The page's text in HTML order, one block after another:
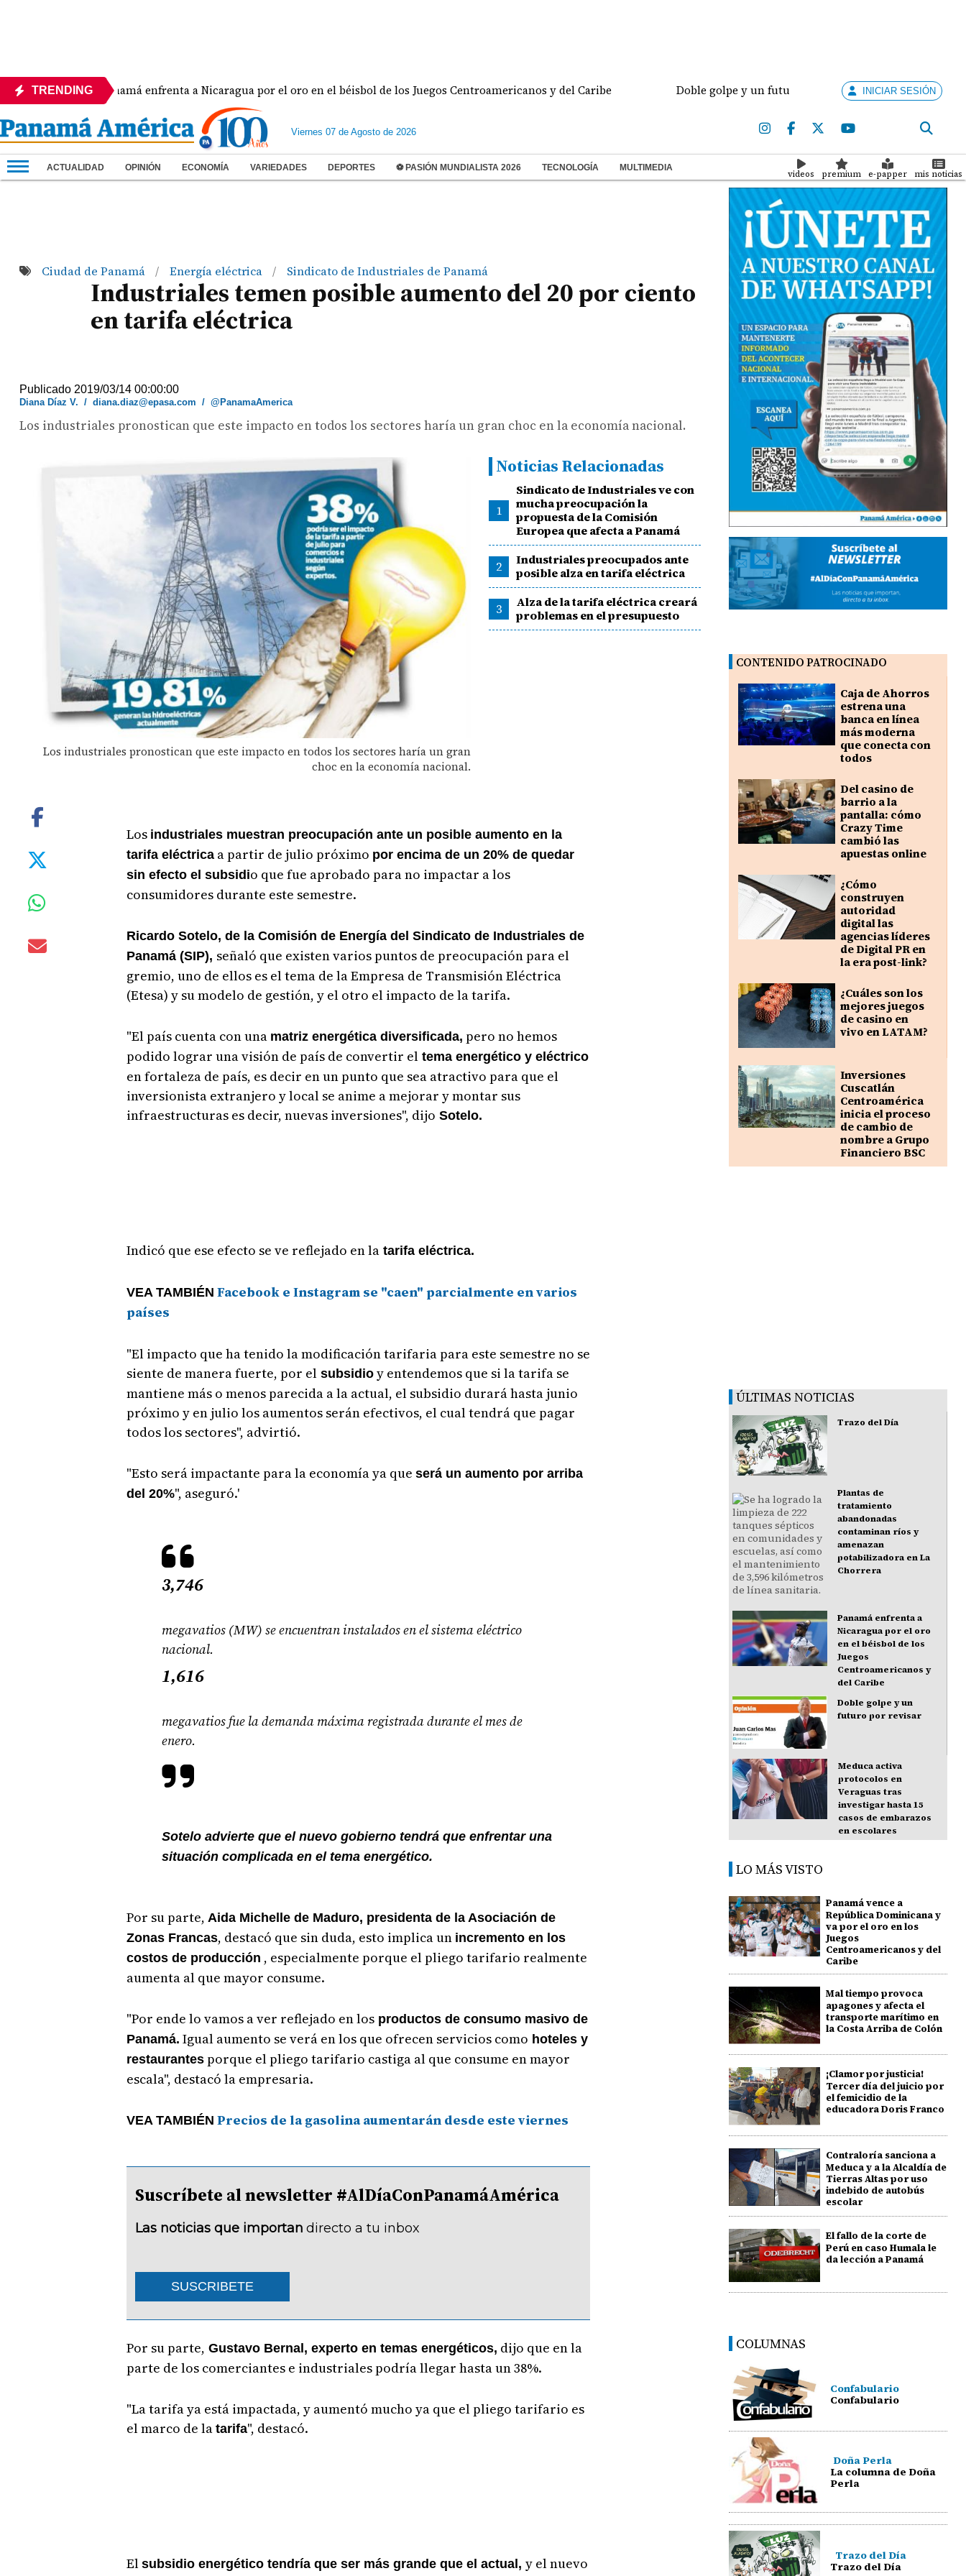
TRENDINGPanamá enfrenta a Nicaragua por el oro en el béisbol de los Juegos Centroamericanos y del Caribe Doble golpe y un futuro por revisar Meduca
INICIAR SESIÓN
Viernes 07 de Agosto de 2026
ACTUALIDAD OPINIÓN ECONOMÍA VARIEDADES DEPORTES ⚽ PASIÓN MUNDIALISTA 2026 TECNOLOGÍA MULTIMEDIA
videos premium e-papper mis noticias
Ciudad de Panamá / Energía eléctrica / Sindicato de Industriales de Panamá
Industriales temen posible aumento del 20 por ciento
en tarifa eléctrica
Publicado 2019/03/14 00:00:00
Diana Díaz V. /diana.diaz@epasa.com /@PanamaAmerica
Los industriales pronostican que este impacto en todos los sectores haría un gran choc en la economía nacional.
Los industriales pronostican que este impacto en todos los sectores haría un gran
choc en la economía nacional.
Noticias Relacionadas
1
Sindicato de Industriales ve con
mucha preocupación la
propuesta de la Comisión
Europea que afecta a Panamá
2
Industriales preocupados ante
posible alza en tarifa eléctrica
3
Alza de la tarifa eléctrica creará
problemas en el presupuesto
Los industriales muestran preocupación ante un posible aumento en la
tarifa eléctricaa partir de julio próximo por encima de un 20% de quedar
sin efecto el subsidio que fue aprobado para no impactar a los
consumidores durante este semestre.
Ricardo Sotelo, de la Comisión de Energía del Sindicato de Industriales de
Panamá (SIP), señaló que existen varios puntos de preocupación para el
gremio, uno de ellos es el tema de la Empresa de Transmisión Eléctrica
(Etesa) y su modelo de gestión, y el otro el impacto de la tarifa.
"El país cuenta con una matriz energética diversificada, pero no hemos
podido lograr una visión de país de convertir el tema energético y eléctrico
en fortaleza de país, es decir en un punto que sea atractivo para que el
inversionista extranjero y local se anime a mejorar y montar sus
infraestructuras es decir, nuevas inversiones", dijo Sotelo.
Indicó que ese efecto se ve reflejado en la tarifa eléctrica.
VEA TAMBIÉN Facebook e Instagram se "caen" parcialmente en varios
países
"El impacto que ha tenido la modificación tarifaria para este semestre no se
siente de manera fuerte, por el subsidioy entendemos que si la tarifa se
mantiene más o menos parecida a la actual, el subsidio durará hasta junio
próximo y en julio los aumentos serán efectivos, el cual tendrá que pagar
todos los sectores", advirtió.
"Esto será impactante para la economía ya que será un aumento por arriba
del 20%", aseguró.'
3,746
megavatios (MW) se encuentran instalados en el sistema eléctrico
nacional.
1,616
megavatios fue la demanda máxima registrada durante el mes de
enero.
Sotelo advierte que el nuevo gobierno tendrá que enfrentar una
situación complicada en el tema energético.
Por su parte, Aida Michelle de Maduro, presidenta de la Asociación de
Zonas Francas, destacó que sin duda, esto implica un incremento en los
costos de producción , especialmente porque el pliego tarifario realmente
aumenta al que mayor consume.
"Por ende lo vamos a ver reflejado en losproductos de consumo masivo de
Panamá. Igual aumento se verá en los que ofrecen servicios como hoteles y
restaurantesporque el pliego tarifario castiga al que consume en mayor
escala", destacó la empresaria.
VEA TAMBIÉN Precios de la gasolina aumentarán desde este viernes
Suscríbete al newsletter #AlDíaConPanamáAmérica
Las noticias que importan directo a tu inbox
SUSCRIBETE
Por su parte, Gustavo Bernal, experto en temas energéticos, dijo que en la
parte de los comerciantes e industriales podría llegar hasta un 38%.
"La tarifa ya está impactada, y aumentó mucho ya que el pliego tarifario es
el marco de la tarifa", destacó.
El subsidio energético tendría que ser más grande que el actual, y el nuevo
CONTENIDO PATROCINADO
Caja de Ahorros
estrena una
banca en línea
más moderna
que conecta con
todos
Del casino de
barrio a la
pantalla: cómo
Crazy Time
cambió las
apuestas online
¿Cómo
construyen
autoridad
digital las
agencias líderes
de Digital PR en
la era post-link?
¿Cuáles son los
mejores juegos
de casino en
vivo en LATAM?
Inversiones
Cuscatlán
Centroamérica
inicia el proceso
de cambio de
nombre a Grupo
Financiero BSC
ÚLTIMAS NOTICIAS
Trazo del Día
Plantas de
tratamiento
abandonadas
contaminan ríos y
amenazan
potabilizadora en La
Chorrera
Panamá enfrenta a
Nicaragua por el oro
en el béisbol de los
Juegos
Centroamericanos y
del Caribe
Doble golpe y un
futuro por revisar
Meduca activa
protocolos en
Veraguas tras
investigar hasta 15
casos de embarazos
en escolares
LO MÁS VISTO
Panamá vence a
República Dominicana y
va por el oro en los
Juegos
Centroamericanos y del
Caribe
Mal tiempo provoca
apagones y afecta el
transporte marítimo en
la Costa Arriba de Colón
¡Clamor por justicia!
Tercer día del juicio por
el femicidio de la
educadora Doris Franco
Contraloría sanciona a
Meduca y a la Alcaldía de
Tierras Altas por uso
indebido de autobús
escolar
El fallo de la corte de
Perú en caso Humala le
da lección a Panamá
COLUMNAS
Confabulario
Confabulario
Doña Perla
La columna de Doña
Perla
Trazo del Día
Trazo del Día